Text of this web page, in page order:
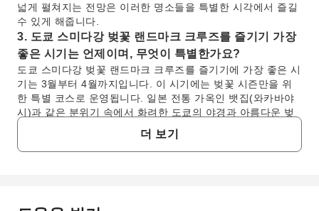
넓게 펼쳐지는 전망은 이러한 명소들을 특별한 시각에서 즐길
수 있게 해줍니다.
3. 도쿄 스미다강 벚꽃 랜드마크 크루즈를 즐기기 가장
좋은 시기는 언제이며, 무엇이 특별한가요?
도쿄 스미다강 벚꽃 랜드마크 크루즈를 즐기기에 가장 좋은 시
기는 3월부터 4월까지입니다. 이 시기에는 벚꽃 시즌만을 위
한 특별 코스로 운영됩니다. 일본 전통 가옥인 뱃집(와카바야
시)과 같은 분위기 속에서 화려한 도쿄의 야경과 아름다운 벚
꽃을 함께 즐길 수 있다는 점이 이 경험을 더욱 특별하게 만듭
4. 도쿄 스미다강 프라이빗 요트 투어에 손님이 직접 음
더 보기